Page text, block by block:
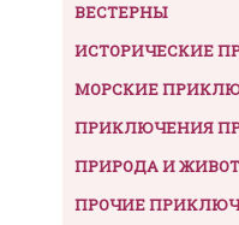
ВЕСТЕРНЫ
ИСТОРИЧЕСКИЕ
МОРСКИЕ
ПРИКЛЮЧЕНИЯ
ПРИРОДА И
ПРОЧИЕ